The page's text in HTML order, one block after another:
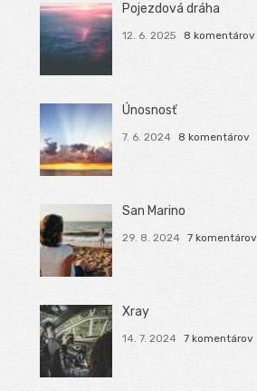
Pojezdová dráha
12. 6. 2025 8 komentárov
Únosnosť
7. 6. 2024 8 komentárov
San Marino
29. 8. 2024 7 komentárov
Xray
14. 7. 2024 7 komentárov